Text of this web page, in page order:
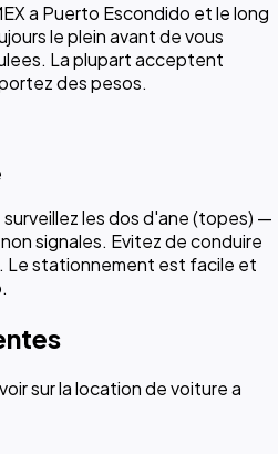
a Puerto Escondido et le long
le plein avant de vous
La plupart acceptent
des pesos.
les dos d'ane (topes) —
signales. Evitez de conduire
Le stationnement est facile et
sur la location de voiture a